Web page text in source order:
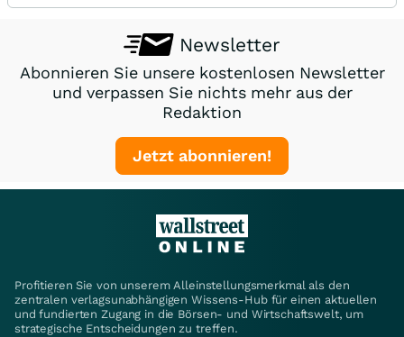
Newsletter
Abonnieren Sie unsere kostenlosen Newsletter
und verpassen Sie nichts mehr aus der
Redaktion
Jetzt abonnieren!
Profitieren Sie von unserem Alleinstellungsmerkmal als den
zentralen verlagsunabhängigen Wissens-Hub für einen aktuellen
und fundierten Zugang in die Börsen- und Wirtschaftswelt, um
strategische Entscheidungen zu treffen.